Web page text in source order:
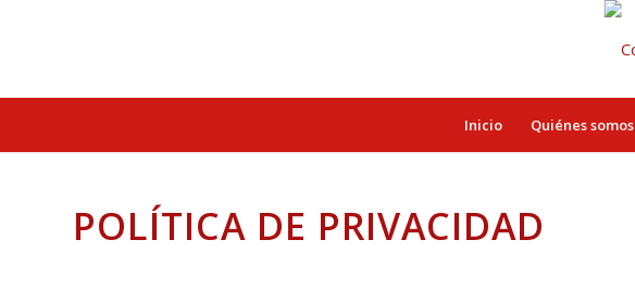
Inicio Quiénes somos
POLÍTICA DE PRIVACIDAD